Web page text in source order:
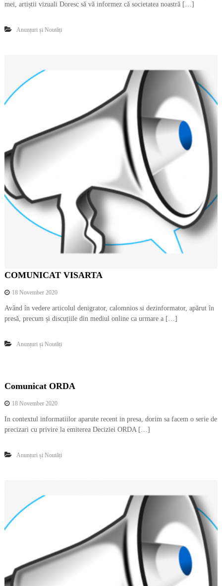
mei, artiștii vizuali Doresc să vă informez că societatea noastră […]
Anunțuri și Noutăți
COMUNICAT VISARTA
18 November 2020
Având în vedere articolul denigrator, calomnios si dezinformator, apărut în
presă, precum și discuțiile din mediul online ca urmare a […]
Anunțuri și Noutăți
Comunicat ORDA
18 November 2020
In contextul informatiilor aparute recent in presa, dorim sa facem o serie de
precizari cu privire la emiterea Deciziei ORDA […]
Anunțuri și Noutăți